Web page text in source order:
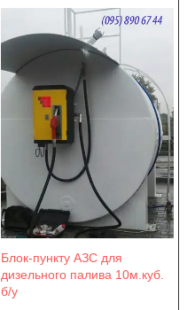
Блок-пункту АЗС для
дизельного палива 10м.куб.
б/у